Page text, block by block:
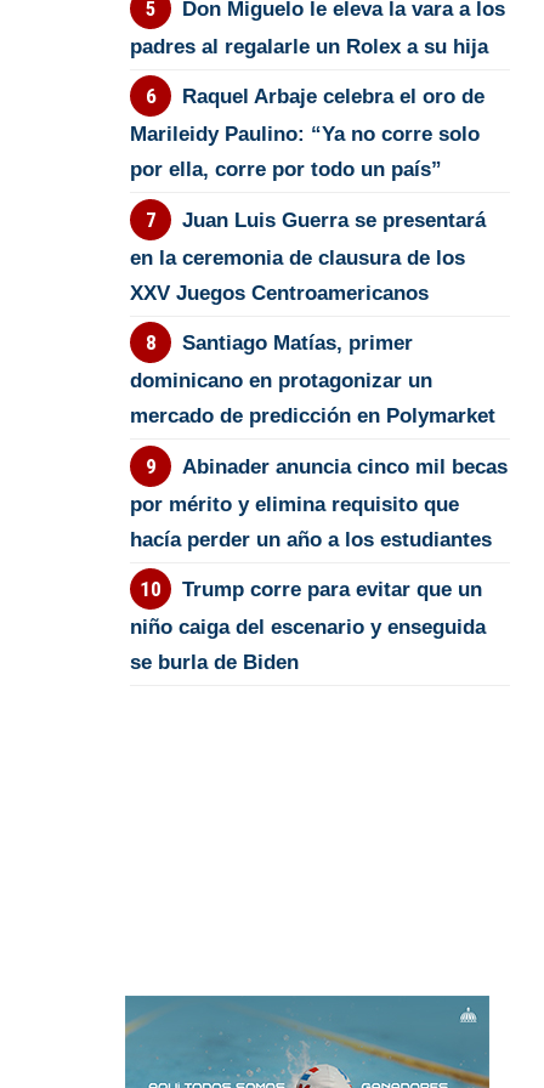
Don Miguelo le eleva la vara a los
padres al regalarle un Rolex a su hija
Raquel Arbaje celebra el oro de
Marileidy Paulino: “Ya no corre solo
por ella, corre por todo un país”
Juan Luis Guerra se presentará
en la ceremonia de clausura de los
XXV Juegos Centroamericanos
Santiago Matías, primer
dominicano en protagonizar un
mercado de predicción en Polymarket
Abinader anuncia cinco mil becas
por mérito y elimina requisito que
hacía perder un año a los estudiantes
Trump corre para evitar que un
niño caiga del escenario y enseguida
se burla de Biden